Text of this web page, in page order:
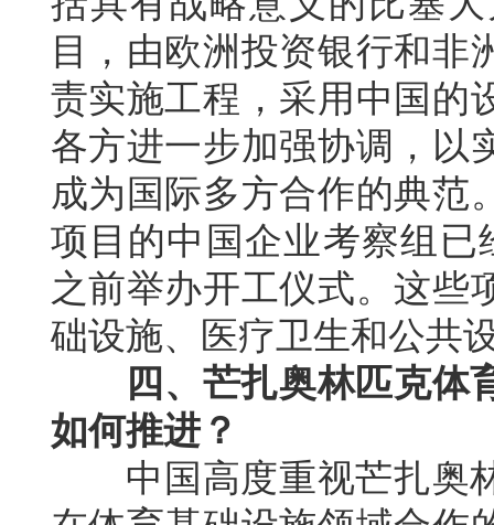
目，由欧洲投资银行和非
责实施工程，采用中国的
各方进一步加强协调，以
成为国际多方合作的典范
项目的中国企业考察组
之前举办开工仪式。这些
础设施、医疗卫生和公共
四、芒扎奥林匹克体
如何推进？
中国高度重视芒扎奥林